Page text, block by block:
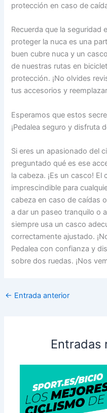
protección en caso de
Recuerda que la seguridad
proteger la nuca es una
buen cubre nuca y un
de nuestras rutas en
protección. ¡No olvides
tus accesorios y
Esperamos que estos
¡Pedalea seguro y disfruta
Si eres un apasionado del
preguntado qué es ese
la cabeza. ¡Es un casco! El
imprescindible para
cabeza en caso de caídas
a dar un paseo tranquilo o
siempre usa un casco
correctamente ajustado.
Pedalea con confianza y
sobre dos ruedas. ¡Nos
← Entrada anterior
Entradas